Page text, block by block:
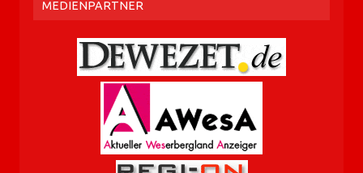
MEDIENPARTNER